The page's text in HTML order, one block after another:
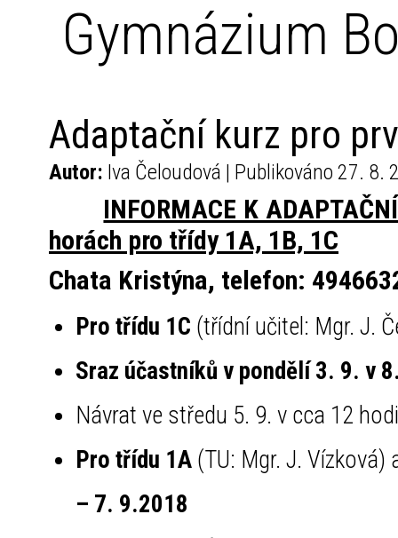
Gymnázium
Adaptační kurz pro
Autor: Iva Čeloudová | Publikováno 27.
INFORMACE K
horách pro třídy 1A, 1B, 1C
Chata Kristýna, telefon:
Pro třídu 1C (třídní učitel: Mgr. J.
Sraz účastníků v pondělí 3. 9. v
Návrat ve středu 5. 9. v cca 12
Pro třídu 1A (TU: Mgr. J. Vízková)
– 7. 9.2018